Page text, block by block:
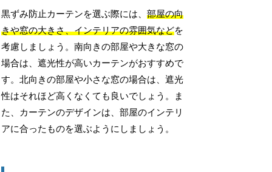
黒ずみ防止カーテンを選ぶ際には、部屋の向
きや窓の大きさ、インテリアの雰囲気などを
考慮しましょう。南向きの部屋や大きな窓の
場合は、遮光性が高いカーテンがおすすめで
す。北向きの部屋や小さな窓の場合は、遮光
性はそれほど高くなくても良いでしょう。ま
た、カーテンのデザインは、部屋のインテリ
アに合ったものを選ぶようにしましょう。